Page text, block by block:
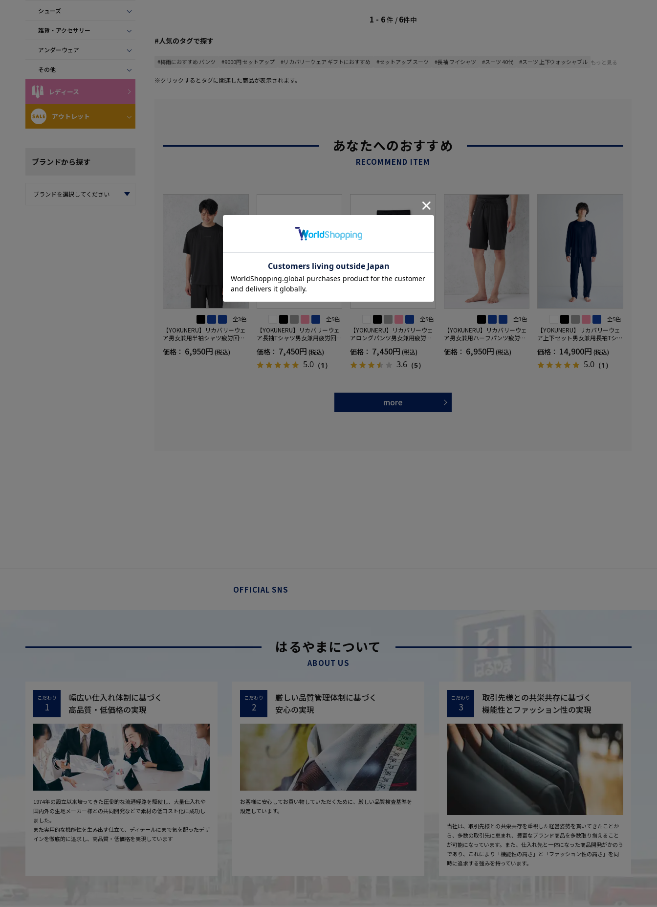
シューズ
雑貨・アクセサリー
アンダーウェア
その他
レディース
アウトレット
ブランドから探す
1 - 6件 / 6件中
#人気のタグで探す
#梅雨におすすめ パンツ #9000円 セットアップ #リカバリーウェア ギフトにおすすめ #セットアップ スーツ #長袖 ワイシャツ #スーツ 40代 #スーツ 上下ウォッシャブル もっと見る
※クリックするとタグに関連した商品が表示されます。
あなたへのおすすめ
RECOMMEND ITEM
全3色
【YOKUNERU】リカバリーウェ
ア男女兼用半袖シャツ疲労回復
(R)【一般医療機器】SS～LLサイ
価格： 6,950円 (税込)
全5色
【YOKUNERU】リカバリーウェ
ア長袖Tシャツ男女兼用疲労回復
(R)【一般医療機器】SS～LLサイ
ズ
価格： 7,450円 (税込)
5.0（1）
全5色
【YOKUNERU】リカバリーウェ
アロングパンツ男女兼用疲労回
IX(R)【一般医療機器】SS～LLサ
イズ
価格： 7,450円 (税込)
3.6 （5）
全3色
【YOKUNERU】リカバリーウェ
ア男女兼用ハーフパンツ疲労回
IX(R)【一般医療機器】SS～LLサ
価格： 6,950円 (税込)
全5色
【YOKUNERU】リカバリーウェ
ア上下セット男女兼用長袖Tシャ
進遠赤外線快眠NANOMIX(R)【一
般医療機器】SS～LLサイズ
価格： 14,900円 (税込)
5.0 （1）
more
OFFICIAL SNS
はるやまについて
ABOUT US
こだわり
1
幅広い仕入れ体制に基づく
高品質・低価格の実現
1974年の設立以来培ってきた圧倒的な流通経路を駆使し、大量仕入れや
国内外の生地メーカー様との共同開発などで素材の低コスト化に成功し
ました。
また実用的な機能性を生み出す仕立て、ディテールにまで気を配ったデザ
インを徹底的に追求し、高品質・低価格を実現しています
こだわり
2
厳しい品質管理体制に基づく
安心の実現
お客様に安心してお買い物していただくために、厳しい品質検査基準を
設定しています。
こだわり
3
取引先様との共栄共存に基づく
機能性とファッション性の実現
当社は、取引先様との共栄共存を重視した経営姿勢を貫いてきたことか
ら、多数の取引先に恵まれ、豊富なブランド商品を多数取り揃えること
が可能になっています。また、仕入れ先と一体になった商品開発がかのう
であり、これにより「機能性の高さ」と「ファッション性の高さ」を同
時に追求する強みを持っています。